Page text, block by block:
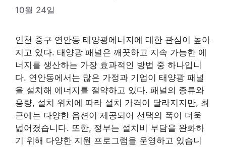
10월 24일
인천 중구 연안동 태양광에너지에 대한 관심이 높아
지고 있다. 태양광 패널은 깨끗하고 지속 가능한 에
너지를 생산하는 가장 효과적인 방법 중 하나입니
다. 연안동에서는 많은 가정과 기업이 태양광 패널
을 설치해 에너지를 절약하고 있다. 패널의 종류와
용량, 설치 위치에 따라 설치 가격이 달라지지만, 최
근에는 다양한 옵션이 제공되어 선택의 폭이 더욱
넓어졌습니다. 또한, 정부는 설치비 부담을 완화하
기 위해 다양한 지원 프로그램을 운영하고 있습니